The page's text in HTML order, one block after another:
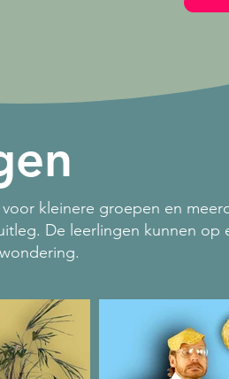
kleinere groepen en
De leerlingen kunnen op